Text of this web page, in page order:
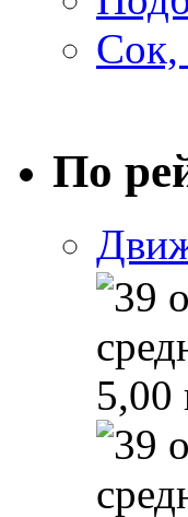
Сок,
По